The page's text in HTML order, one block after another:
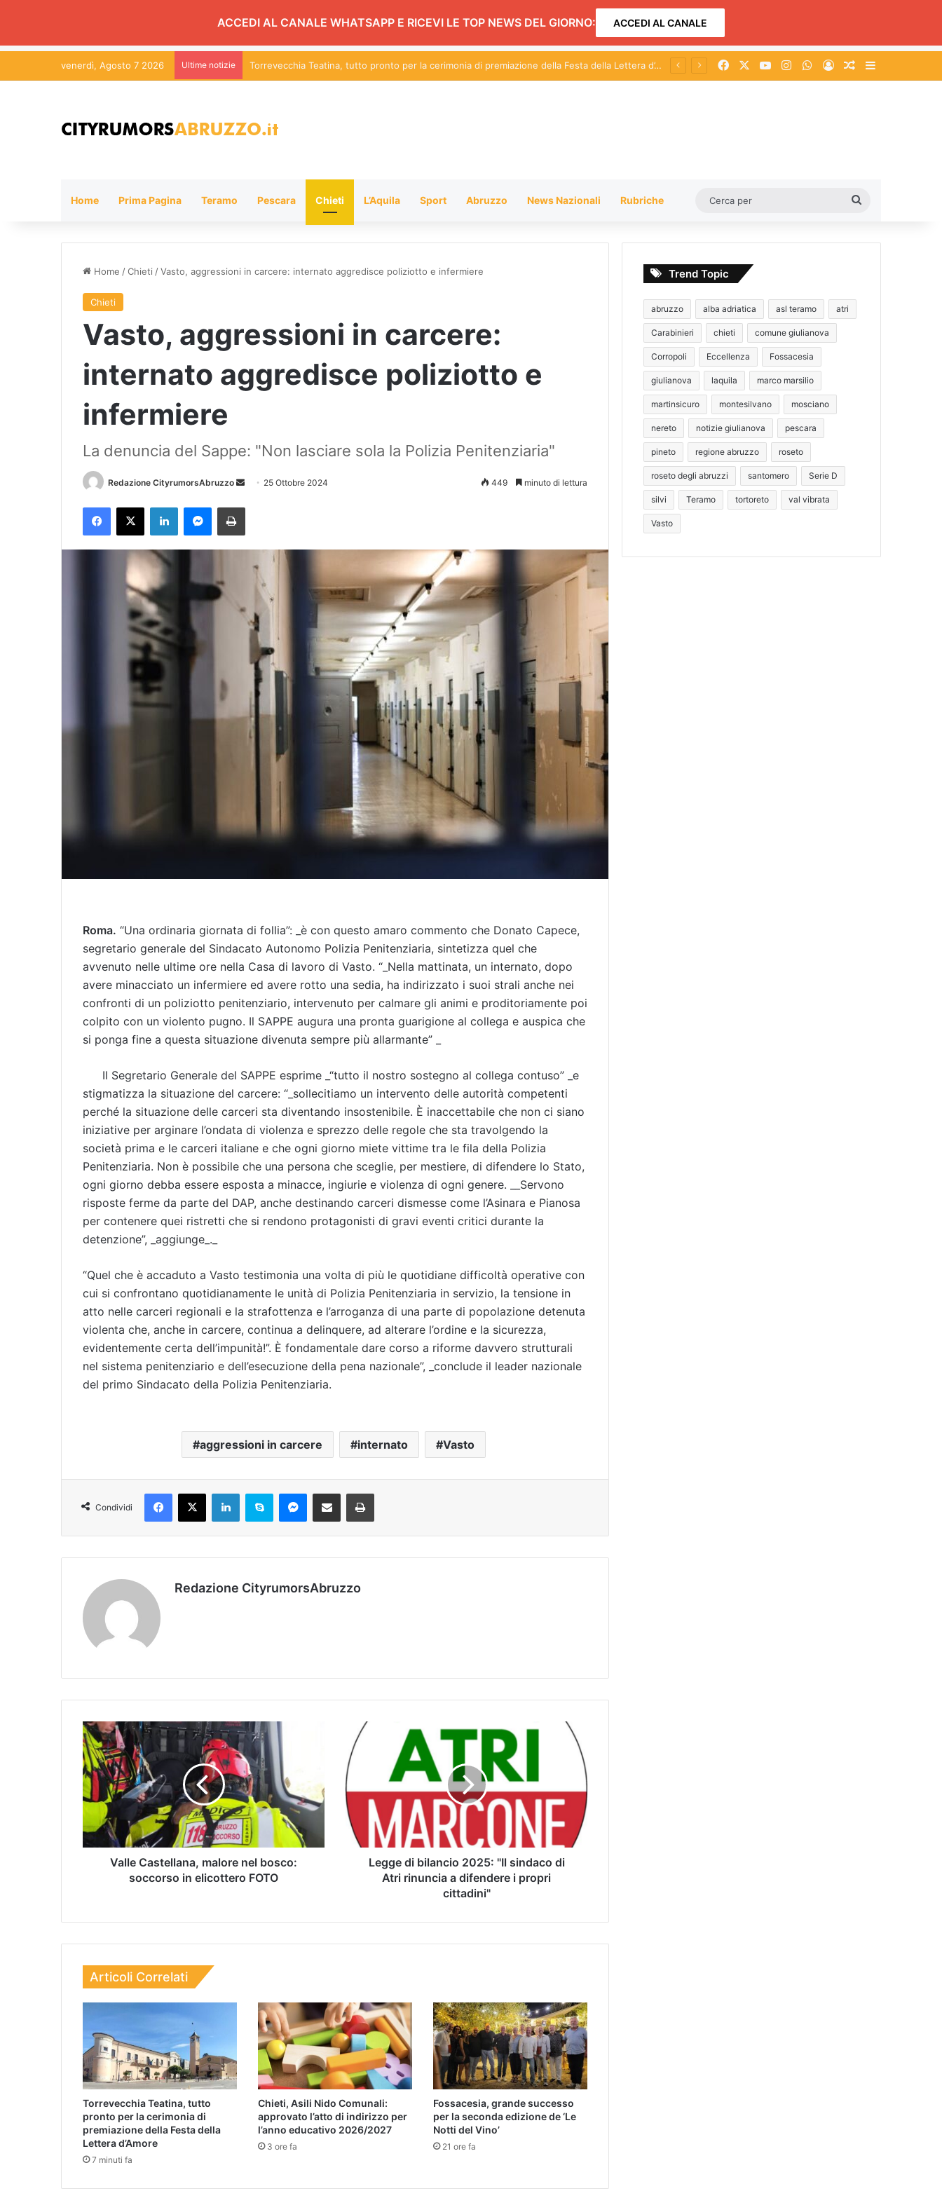
ACCEDI AL CANALE WHATSAPP E RICEVI LE TOP NEWS DEL GIORNO: ACCEDI AL CANALE
venerdì, Agosto 7 2026 Ultime notizie Detenuti abruzzesi in Venezuela: l’appello del presidente Marsilio Facebook You TubeInstagramWhatsApp
AccediUn articolo a
Home Prima Pagina Teramo Pescara Chieti L’Aquila Sport Abruzzo News Nazionali Rubriche
Home /Chieti /Vasto, aggressioni in carcere: internato aggredisce poliziotto e infermiere
Chieti
Vasto, aggressioni in carcere:
internato aggredisce poliziotto e
infermiere
La denuncia del Sappe: "Non lasciare sola la Polizia Penitenziaria"
Redazione CityrumorsAbruzzo
i
a
25 Ottobre 2024 449 minuto di lettura
Roma. “Una ordinaria giornata di follia”: _è con questo amaro commento che Donato Capece,
segretario generale del Sindacato Autonomo Polizia Penitenziaria, sintetizza quel che
avvenuto nelle ultime ore nella Casa di lavoro di Vasto. “_Nella mattinata, un internato, dopo
avere minacciato un infermiere ed avere rotto una sedia, ha indirizzato i suoi strali anche nei
confronti di un poliziotto penitenziario, intervenuto per calmare gli animi e proditoriamente poi
colpito con un violento pugno. Il SAPPE augura una pronta guarigione al collega e auspica che
si ponga fine a questa situazione divenuta sempre più allarmante” _
Il Segretario Generale del SAPPE esprime _“tutto il nostro sostegno al collega contuso” _e
stigmatizza la situazione del carcere: “_sollecitiamo un intervento delle autorità competenti
perché la situazione delle carceri sta diventando insostenibile. È inaccettabile che non ci siano
iniziative per arginare l’ondata di violenza e sprezzo delle regole che sta travolgendo la
società prima e le carceri italiane e che ogni giorno miete vittime tra le fila della Polizia
Penitenziaria. Non è possibile che una persona che sceglie, per mestiere, di difendere lo Stato,
ogni giorno debba essere esposta a minacce, ingiurie e violenza di ogni genere. __Servono
risposte ferme da parte del DAP, anche destinando carceri dismesse come l’Asinara e Pianosa
per contenere quei ristretti che si rendono protagonisti di gravi eventi critici durante la
detenzione”, _aggiunge_._
“Quel che è accaduto a Vasto testimonia una volta di più le quotidiane difficoltà operative con
cui si confrontano quotidianamente le unità di Polizia Penitenziaria in servizio, la tensione in
atto nelle carceri regionali e la strafottenza e l’arroganza di una parte di popolazione detenuta
violenta che, anche in carcere, continua a delinquere, ad alterare l’ordine e la sicurezza,
evidentemente certa dell’impunità!”. È fondamentale dare corso a riforme davvero strutturali
nel sistema penitenziario e dell’esecuzione della pena nazionale”, _conclude il leader nazionale
del primo Sindacato della Polizia Penitenziaria.
aggressioni in carcere internato Vasto
Condividi
Redazione CityrumorsAbruzzo
Valle Castellana, malore nel bosco:
soccorso in elicottero FOTO
Legge di bilancio 2025: "Il sindaco di
Atri rinuncia a difendere i propri
cittadini"
Articoli Correlati
Torrevecchia Teatina, tutto
pronto per la cerimonia di
premiazione della Festa della
Lettera d’Amore
7 minuti fa
Chieti, Asili Nido Comunali:
approvato l’atto di indirizzo per
l’anno educativo 2026/2027
3 ore fa
Fossacesia, grande successo
per la seconda edizione de ‘Le
Notti del Vino’
21 ore fa
Trend Topic
abruzzo alba adriatica asl teramo atri
Carabinieri chieti comune giulianova
Corropoli Eccellenza Fossacesia
giulianova laquila marco marsilio
martinsicuro montesilvano mosciano
nereto notizie giulianova pescara
pineto regione abruzzo roseto
roseto degli abruzzi santomero Serie D
silvi Teramo tortoreto val vibrata
Vasto